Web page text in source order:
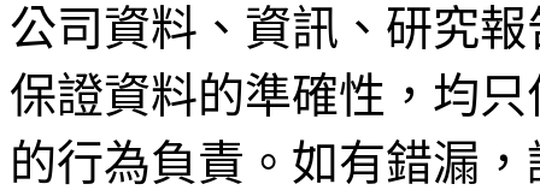
公司資料、資訊、研究
保證資料的準確性，均
的行為負責。如有錯漏